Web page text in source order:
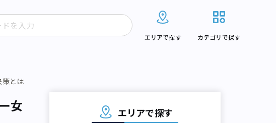
エリアで探す カテゴリで探す
策とは
女
エリアで探す